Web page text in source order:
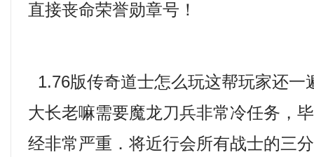
直接丧命荣誉勋章号！
1.76版传奇道士怎么玩这帮玩家还一
大长老嘛需要魔龙刀兵非常冷任务，
经非常严重．将近行会所有战士的三